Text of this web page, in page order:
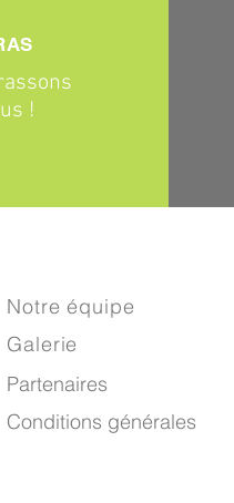
Notre équipe
Galerie
Partenaires
Conditions générales
!